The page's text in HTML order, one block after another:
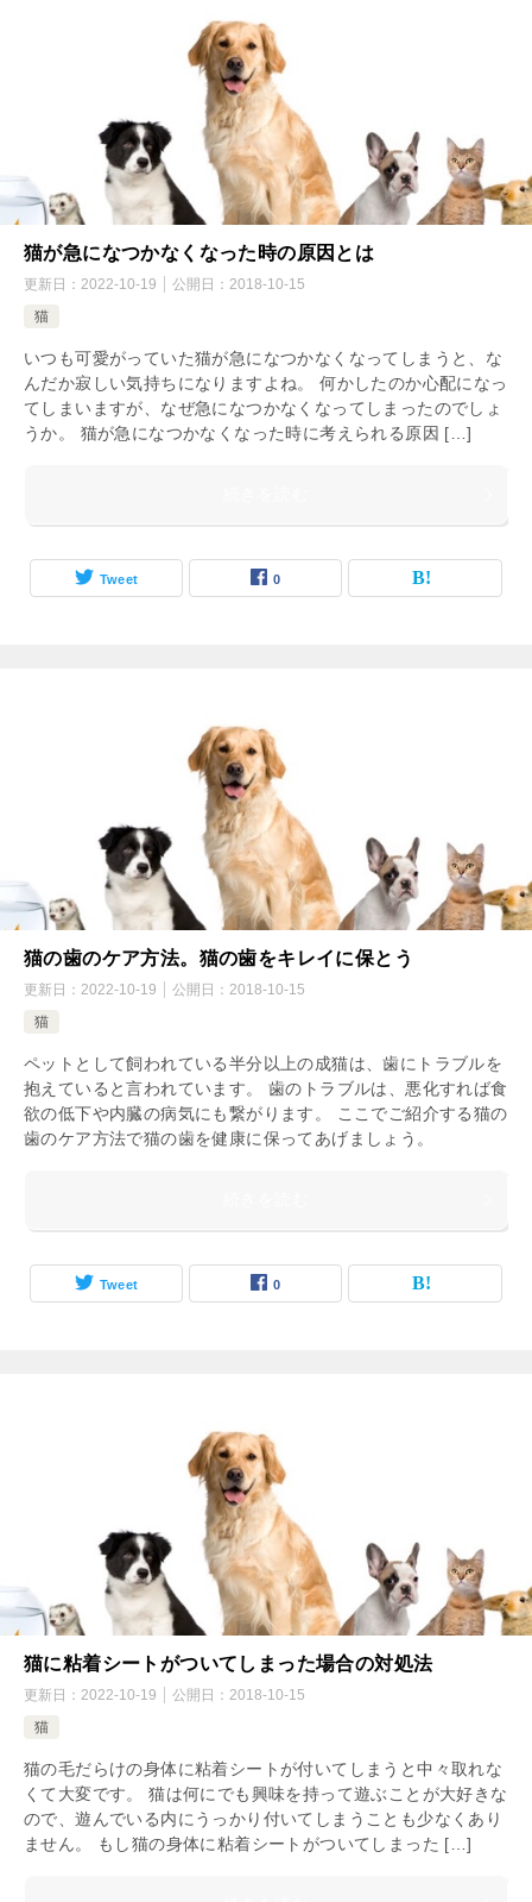
猫が急になつかなくなった時の原因とは
更新日： 2022-10-19 公開日： 2018-10-15
猫
いつも可愛がっていた猫が急になつかなくなってしまうと、な
んだか寂しい気持ちになりますよね。 何かしたのか心配になっ
てしまいますが、なぜ急になつかなくなってしまったのでしょ
うか。 猫が急になつかなくなった時に考えられる原因 […]
Tweet 0
猫の歯のケア方法。猫の歯をキレイに保とう
更新日： 2022-10-19 公開日： 2018-10-15
猫
ペットとして飼われている半分以上の成猫は、歯にトラブルを
抱えていると言われています。 歯のトラブルは、悪化すれば食
欲の低下や内臓の病気にも繋がります。 ここでご紹介する猫の
歯のケア方法で猫の歯を健康に保ってあげましょう。
Tweet 0
猫に粘着シートがついてしまった場合の対処法
更新日： 2022-10-19 公開日： 2018-10-15
猫
猫の毛だらけの身体に粘着シートが付いてしまうと中々取れな
くて大変です。 猫は何にでも興味を持って遊ぶことが大好きな
ので、遊んでいる内にうっかり付いてしまうことも少なくあり
ません。 もし猫の身体に粘着シートがついてしまった […]